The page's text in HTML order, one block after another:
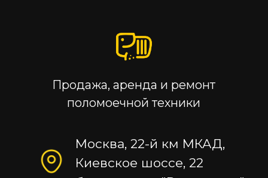
Москва, 22-й км МКАД,
Продажа, аренда и ремонт
8 (800) 101-62-63
Заказать звонок